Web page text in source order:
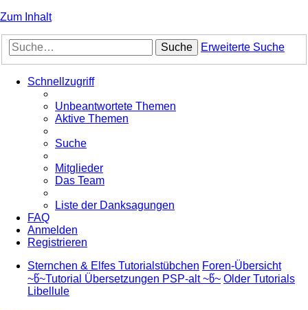
Zum Inhalt
Suche Erweiterte Suche
Schnellzugriff
Unbeantwortete Themen
Aktive Themen
Suche
Mitglieder
Das Team
Liste der Danksagungen
FAQ
Anmelden
Registrieren
Sternchen & Elfes Tutorialstübchen Foren-Übersicht
~წ~Tutorial Übersetzungen PSP-alt ~წ~ Older Tutorials
Libellule